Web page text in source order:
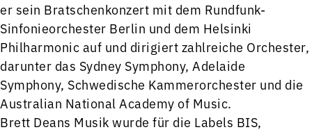
er sein Bratschenkonzert mit dem Rundfunk-
Sinfonieorchester Berlin und dem Helsinki
Philharmonic auf und dirigiert zahlreiche Orchester,
darunter das Sydney Symphony, Adelaide
Symphony, Schwedische Kammerorchester und die
Australian National Academy of Music.
Brett Deans Musik wurde für die Labels BIS,